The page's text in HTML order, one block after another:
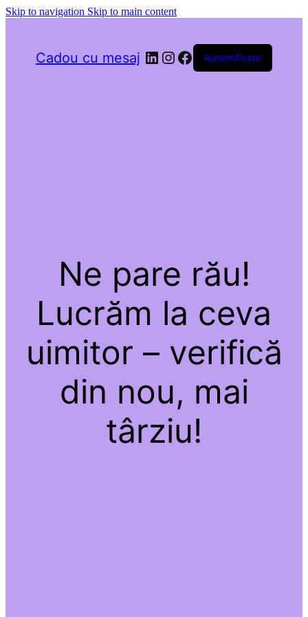
Skip to navigation Skip to main content
Cadou cu mesaj LinkedIn
Instagram
Facebook
Autentificare
Ne pare rău!
Lucrăm la ceva
uimitor – verifică
din nou, mai
târziu!